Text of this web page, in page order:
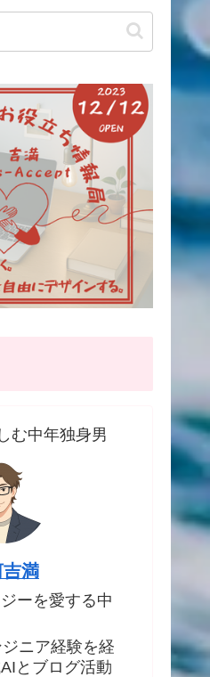
む中年独身男
吉満
ーを愛する中
ニア経験を経
とブログ活動